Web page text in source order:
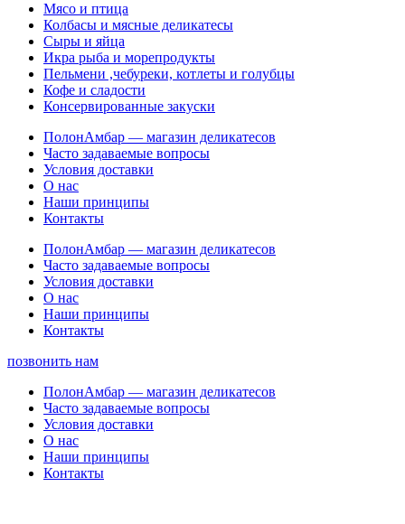
Мясо и птица
Колбасы и мясные деликатесы
Сыры и яйца
Икра рыба и морепродукты
Пельмени ,чебуреки, котлеты и голубцы
Кофе и сладости
Консервированные закуски
ПолонАмбар — магазин деликатесов
Часто задаваемые вопросы
Условия доставки
О нас
Наши принципы
Контакты
ПолонАмбар — магазин деликатесов
Часто задаваемые вопросы
Условия доставки
О нас
Наши принципы
Контакты
позвонить нам
ПолонАмбар — магазин деликатесов
Часто задаваемые вопросы
Условия доставки
О нас
Наши принципы
Контакты